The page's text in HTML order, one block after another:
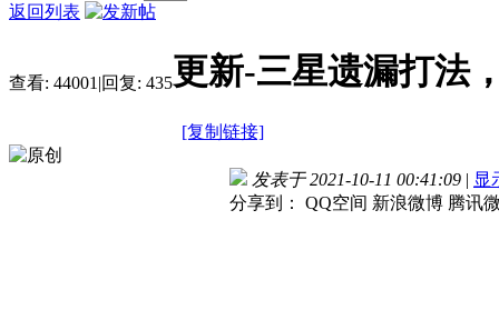
返回列表
查看: 44001 |回复: 435更新-三星遗漏打法
[复制链接]
发表于 2021-10-11 00:41:09 | 显
分享到：
QQ空间 新浪微博 腾讯